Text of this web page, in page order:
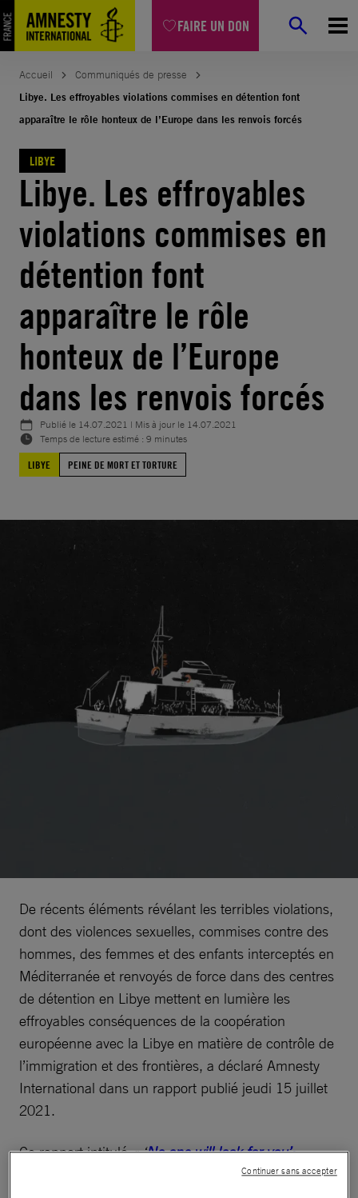
FAIRE UN DON
Aller
au
contenu
Accueil
Communiqués de presse
Libye. Les effroyables violations commises en détention font
apparaître le rôle honteux de l’Europe dans les renvois forcés
LIBYE
Libye. Les effroyables
violations commises en
détention font
apparaître le rôle
honteux de l’Europe
dans les renvois forcés
Publié le 14.07.2021 | Mis à jour le 14.07.2021
Temps de lecture estimé : 9 minutes
LIBYE
PEINE DE MORT ET TORTURE
De récents éléments révélant les terribles violations,
dont des violences sexuelles, commises contre des
hommes, des femmes et des enfants interceptés en
Méditerranée et renvoyés de force dans des centres
de détention en Libye mettent en lumière les
effroyables conséquences de la coopération
européenne avec la Libye en matière de contrôle de
l’immigration et des frontières, a déclaré Amnesty
International dans un rapport publié jeudi 15 juillet
2021.
Ce rapport intitulé« ‘No one will look for you’:
Forcibly returned from sea to abusive detention in
Continuer sans accepter